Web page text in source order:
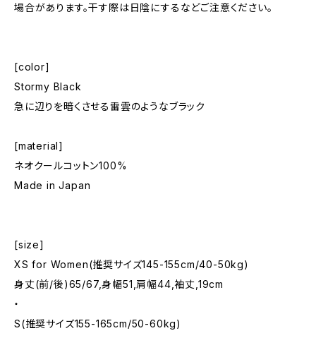
場合があります。干す際は日陰にするなどご注意ください。
[color]
Stormy Black
急に辺りを暗くさせる雷雲のようなブラック
[material]
ネオクールコットン100%
Made in Japan
[size]
XS for Women(推奨サイズ145-155cm/40-50kg)
身丈(前/後)65/67,身幅51,肩幅44,袖丈,19cm
・
S(推奨サイズ155-165cm/50-60kg)